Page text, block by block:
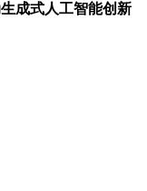
成式人工智能创新